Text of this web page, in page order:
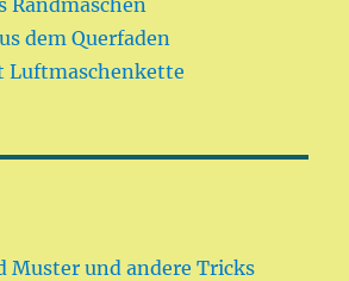
dem Querfaden
Luftmaschenkette
Muster und andere Tricks